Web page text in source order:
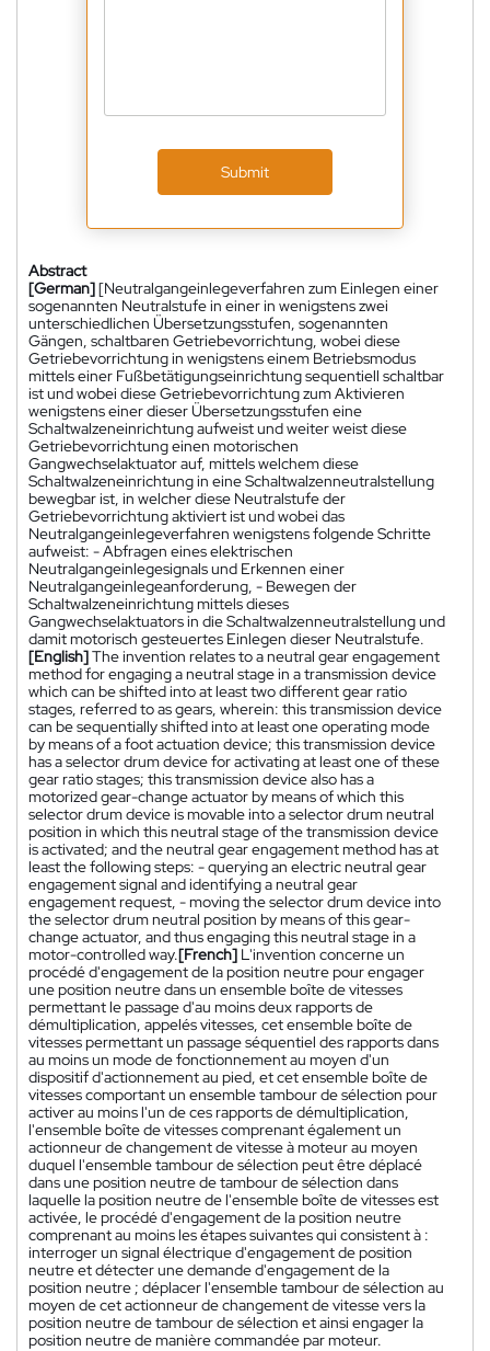
Submit
Abstract
[German][Neutralgangeinlegeverfahren zum Einlegen einer
sogenannten Neutralstufe in einer in wenigstens zwei
unterschiedlichen Übersetzungsstufen, sogenannten
Gängen, schaltbaren Getriebevorrichtung, wobei diese
Getriebevorrichtung in wenigstens einem Betriebsmodus
mittels einer Fußbetätigungseinrichtung sequentiell schaltbar
ist und wobei diese Getriebevorrichtung zum Aktivieren
wenigstens einer dieser Übersetzungsstufen eine
Schaltwalzeneinrichtung aufweist und weiter weist diese
Getriebevorrichtung einen motorischen
Gangwechselaktuator auf, mittels welchem diese
Schaltwalzeneinrichtung in eine Schaltwalzenneutralstellung
bewegbar ist, in welcher diese Neutralstufe der
Getriebevorrichtung aktiviert ist und wobei das
Neutralgangeinlegeverfahren wenigstens folgende Schritte
aufweist: - Abfragen eines elektrischen
Neutralgangeinlegesignals und Erkennen einer
Neutralgangeinlegeanforderung, - Bewegen der
Schaltwalzeneinrichtung mittels dieses
Gangwechselaktuators in die Schaltwalzenneutralstellung und
damit motorisch gesteuertes Einlegen dieser Neutralstufe.
[English]The invention relates to a neutral gear engagement
method for engaging a neutral stage in a transmission device
which can be shifted into at least two different gear ratio
stages, referred to as gears, wherein: this transmission device
can be sequentially shifted into at least one operating mode
by means of a foot actuation device; this transmission device
has a selector drum device for activating at least one of these
gear ratio stages; this transmission device also has a
motorized gear-change actuator by means of which this
selector drum device is movable into a selector drum neutral
position in which this neutral stage of the transmission device
is activated; and the neutral gear engagement method has at
least the following steps: - querying an electric neutral gear
engagement signal and identifying a neutral gear
engagement request, - moving the selector drum device into
the selector drum neutral position by means of this gear-
change actuator, and thus engaging this neutral stage in a
motor-controlled way.[French] L'invention concerne un
procédé d'engagement de la position neutre pour engager
une position neutre dans un ensemble boîte de vitesses
permettant le passage d'au moins deux rapports de
démultiplication, appelés vitesses, cet ensemble boîte de
vitesses permettant un passage séquentiel des rapports dans
au moins un mode de fonctionnement au moyen d'un
dispositif d'actionnement au pied, et cet ensemble boîte de
vitesses comportant un ensemble tambour de sélection pour
activer au moins l'un de ces rapports de démultiplication,
l'ensemble boîte de vitesses comprenant également un
actionneur de changement de vitesse à moteur au moyen
duquel l'ensemble tambour de sélection peut être déplacé
dans une position neutre de tambour de sélection dans
laquelle la position neutre de l'ensemble boîte de vitesses est
activée, le procédé d'engagement de la position neutre
comprenant au moins les étapes suivantes qui consistent à :
interroger un signal électrique d'engagement de position
neutre et détecter une demande d'engagement de la
position neutre ; déplacer l'ensemble tambour de sélection au
moyen de cet actionneur de changement de vitesse vers la
position neutre de tambour de sélection et ainsi engager la
position neutre de manière commandée par moteur.